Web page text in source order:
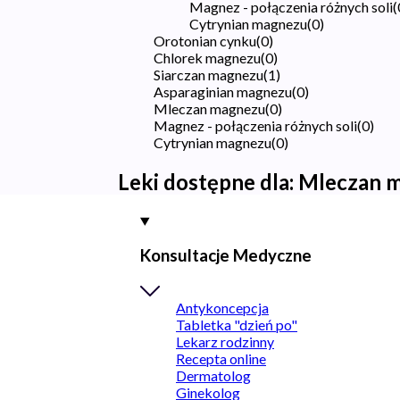
Magnez - połączenia różnych soli(
Cytrynian magnezu(0)
Orotonian cynku(0)
Chlorek magnezu(0)
Siarczan magnezu(1)
Asparaginian magnezu(0)
Mleczan magnezu(0)
Magnez - połączenia różnych soli(0)
Cytrynian magnezu(0)
Leki dostępne dla: Mleczan
Konsultacje Medyczne
Antykoncepcja
Tabletka "dzień po"
Lekarz rodzinny
Recepta online
Dermatolog
Ginekolog